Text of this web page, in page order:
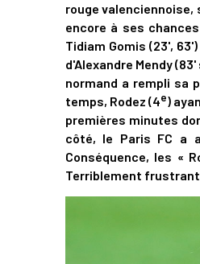
rouge
encore à ses
Tidiam Gomis (23',
d'Alexandre Mendy
normand a rempli sa
temps, Rodez (4e)
premières minutes
côté, le Paris FC a
Conséquence, les «
Terriblement